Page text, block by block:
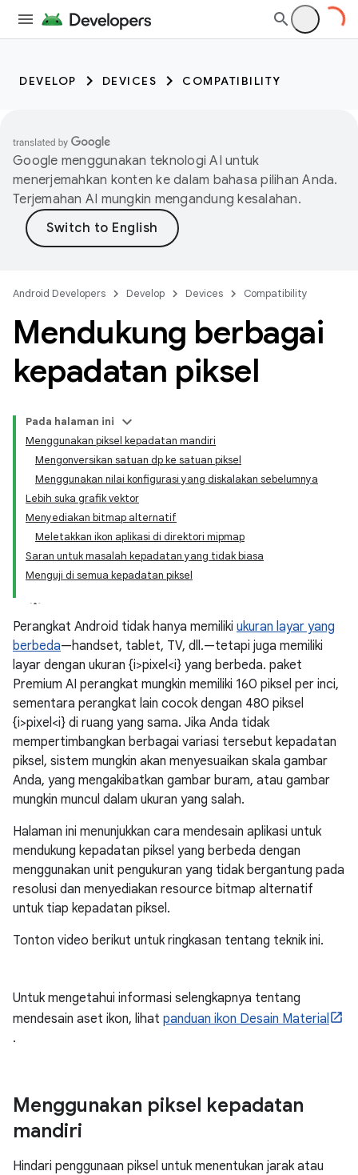
DEVELOP DEVICES COMPATIBILITY
Google menggunakan teknologi AI untuk
menerjemahkan konten ke dalam bahasa pilihan Anda.
Terjemahan AI mungkin mengandung kesalahan.
Android Developers Develop Devices Compatibility
Mendukung berbagai
kepadatan piksel
Pada halaman ini
Menggunakan piksel kepadatan mandiri
Mengonversikan satuan dp ke satuan piksel
Menggunakan nilai konfigurasi yang diskalakan sebelumnya
Lebih suka grafik vektor
Menyediakan bitmap alternatif
Meletakkan ikon aplikasi di direktori mipmap
Saran untuk masalah kepadatan yang tidak biasa
Menguji di semua kepadatan piksel
Perangkat Android tidak hanya memiliki ukuran layar yang
berbeda—handset, tablet, TV, dll.—tetapi juga memiliki
layar dengan ukuran {i>pixel<i} yang berbeda. paket
Premium AI perangkat mungkin memiliki 160 piksel per inci,
sementara perangkat lain cocok dengan 480 piksel
{i>pixel<i} di ruang yang sama. Jika Anda tidak
mempertimbangkan berbagai variasi tersebut kepadatan
piksel, sistem mungkin akan menyesuaikan skala gambar
Anda, yang mengakibatkan gambar buram, atau gambar
mungkin muncul dalam ukuran yang salah.
Halaman ini menunjukkan cara mendesain aplikasi untuk
mendukung kepadatan piksel yang berbeda dengan
menggunakan unit pengukuran yang tidak bergantung pada
resolusi dan menyediakan resource bitmap alternatif
untuk tiap kepadatan piksel.
Tonton video berikut untuk ringkasan tentang teknik ini.
Untuk mengetahui informasi selengkapnya tentang
mendesain aset ikon, lihat panduan ikon Desain Material
.
Menggunakan piksel kepadatan
mandiri
Hindari penggunaan piksel untuk menentukan jarak atau